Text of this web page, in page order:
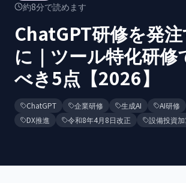
約8分で読めます
ChatGPT研修を発
に｜ツール特化研修
べき5点【2026】
ChatGPT 企業研修 生成AI AI研修
DX推進
令和8年4月8日改正 設備投資